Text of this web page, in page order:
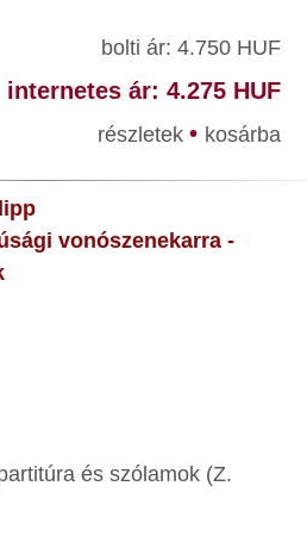
bolti ár: 4.750 HUF
internetes ár: 4.275 HUF
részletek • kosárba
vonószenekarra -
és szólamok (Z.